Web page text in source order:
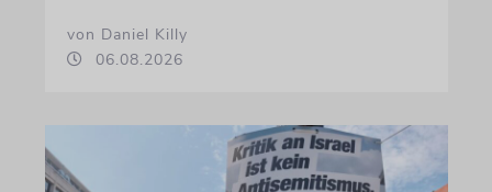
von Daniel Killy
06.08.2026